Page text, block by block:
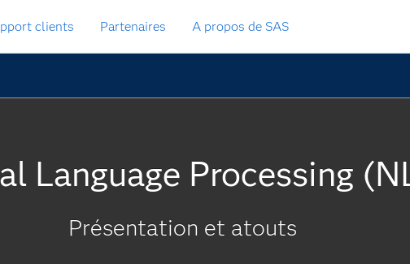
clients Partenaires A propos de SAS
Language Processing
Présentation et atouts